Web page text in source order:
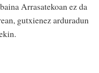
Arrasatekoan ez da
gutxienez arduradun